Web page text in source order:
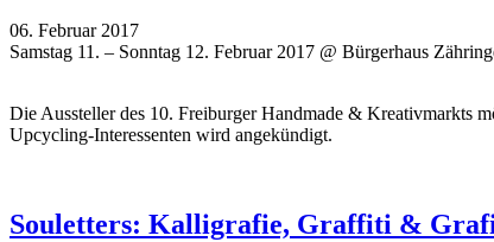
06. Februar 2017
Samstag 11. – Sonntag 12. Februar 2017 @ Bürgerhaus
Die Aussteller des 10. Freiburger Handmade & Kreativmarkts
Upcycling-Interessenten wird angekündigt.
Souletters: Kalligrafie, Graffiti &